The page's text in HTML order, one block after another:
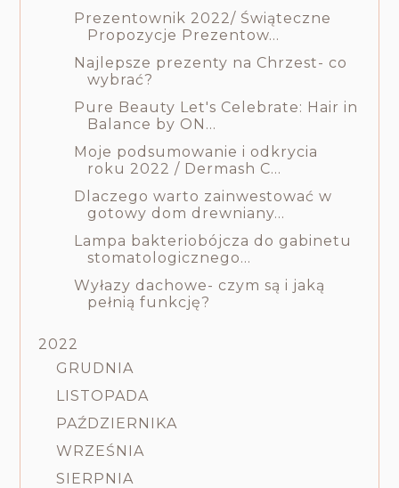
Prezentownik 2022/ Świąteczne
Propozycje Prezentow...
Najlepsze prezenty na Chrzest- co
wybrać?
Pure Beauty Let's Celebrate: Hair in
Balance by ON...
Moje podsumowanie i odkrycia
roku 2022 / Dermash C...
Dlaczego warto zainwestować w
gotowy dom drewniany...
Lampa bakteriobójcza do gabinetu
stomatologicznego...
Wyłazy dachowe- czym są i jaką
pełnią funkcję?
2022
GRUDNIA
LISTOPADA
PAŹDZIERNIKA
WRZEŚNIA
SIERPNIA